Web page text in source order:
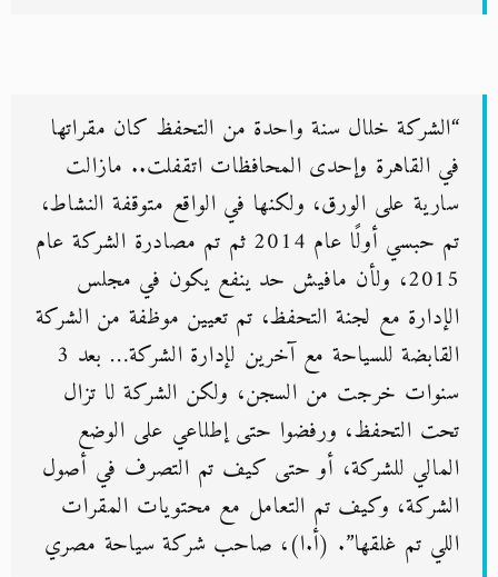
“الشركة خلال سنة واحدة من التحفظ كان مقراتها
في القاهرة وإحدى المحافظات اتقفلت.. مازالت
سارية على الورق، ولكنها في الواقع متوقفة النشاط،
تم حبسي أولًا عام 2014 ثم تم مصادرة الشركة عام
2015، ولأن مافيش حد ينفع يكون في مجلس
الإدارة مع لجنة التحفظ، تم تعيين موظفة من الشركة
القابضة للسياحة مع آخرين لإدارة الشركة… بعد 3
سنوات خرجت من السجن، ولكن الشركة لا تزال
تحت التحفظ، ورفضوا حتى إطلاعي على الوضع
المالي للشركة، أو حتى كيف تم التصرف في أصول
الشركة، وكيف تم التعامل مع محتويات المقرات
اللي تم غلقها”. (أ.ا)، صاحب شركة سياحة مصري